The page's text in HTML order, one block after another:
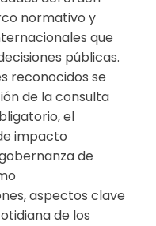
normativo y
que
públicas.
reconocidos se
de la consulta
el
impacto
de
aspectos clave
de los